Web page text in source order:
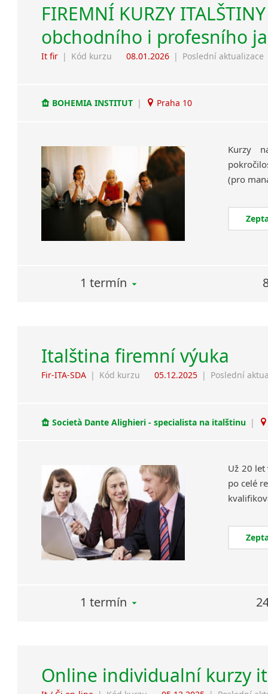
FIREMNÍ KURZY
obchodního i profesního
It fir | Kód kurzu 08.01.2026 | Poslední aktualizace
BOHEMIA INSTITUT | Praha 10
Kurzy
1 termín
Italština firemní výuka
Fir-ITA-SDA | Kód kurzu 05.12.2025 | Poslední
Società Dante Alighieri - specialista na italštinu |
Už 20 let
po celé
1 termín
Online individualní kurzy